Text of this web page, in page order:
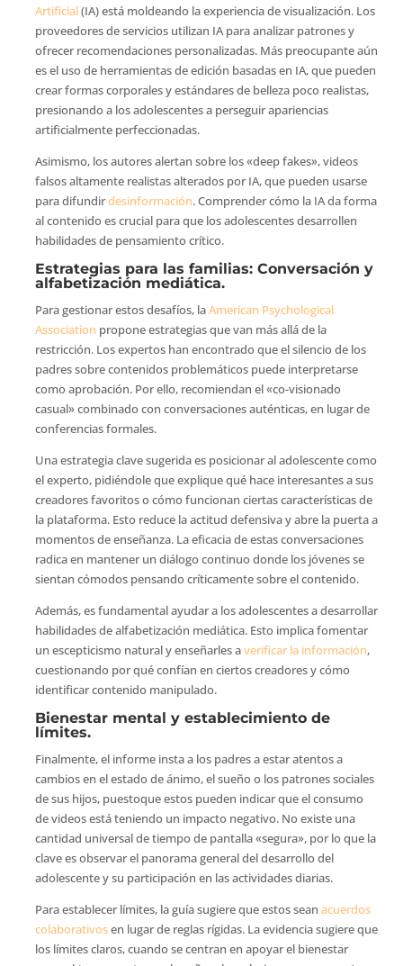
Artificial(IA) está moldeando la experiencia de visualización. Los
proveedores de servicios utilizan IA para analizar patrones y
ofrecer recomendaciones personalizadas. Más preocupante aún
es el uso de herramientas de edición basadas en IA, que pueden
crear formas corporales y estándares de belleza poco realistas,
presionando a los adolescentes a perseguir apariencias
artificialmente perfeccionadas.
Asimismo, los autores alertan sobre los «deep fakes», videos
falsos altamente realistas alterados por IA, que pueden usarse
para difundirdesinformación. Comprender cómo la IA da forma
al contenido es crucial para que los adolescentes desarrollen
habilidades de pensamiento crítico.
Estrategias para las familias: Conversación y
alfabetización mediática.
Para gestionar estos desafíos, laAmerican Psychological
Association propone estrategias que van más allá de la
restricción. Los expertos han encontrado que el silencio de los
padres sobre contenidos problemáticos puede interpretarse
como aprobación. Por ello, recomiendan el «co-visionado
casual» combinado con conversaciones auténticas, en lugar de
conferencias formales.
Una estrategia clave sugerida es posicionar al adolescente como
el experto, pidiéndole que explique qué hace interesantes a sus
creadores favoritos o cómo funcionan ciertas características de
la plataforma. Esto reduce la actitud defensiva y abre la puerta a
momentos de enseñanza. La eficacia de estas conversaciones
radica en mantener un diálogo continuo donde los jóvenes se
sientan cómodos pensando críticamente sobre el contenido.
Además, es fundamental ayudar a los adolescentes a desarrollar
habilidades de alfabetización mediática. Esto implica fomentar
un escepticismo natural y enseñarles averificar la información,
cuestionando por qué confían en ciertos creadores y cómo
identificar contenido manipulado.
Bienestar mental y establecimiento de
límites.
Finalmente, el informe insta a los padres a estar atentos a
cambios en el estado de ánimo, el sueño o los patrones sociales
de sus hijos, puestoque estos pueden indicar que el consumo
de videos está teniendo un impacto negativo. No existe una
cantidad universal de tiempo de pantalla «segura», por lo que la
clave es observar el panorama general del desarrollo del
adolescente y su participación en las actividades diarias.
Para establecer límites, la guía sugiere que estos sean acuerdos
colaborativosen lugar de reglas rígidas. La evidencia sugiere que
los límites claros, cuando se centran en apoyar el bienestar